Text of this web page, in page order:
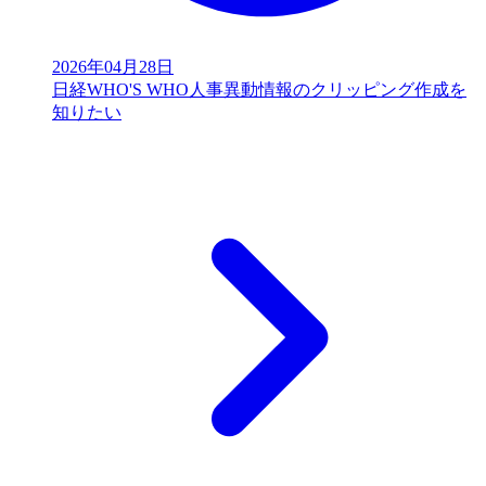
2026年04月28日
日経WHO'S WHO人事異動情報のクリッピング作成を
知りたい